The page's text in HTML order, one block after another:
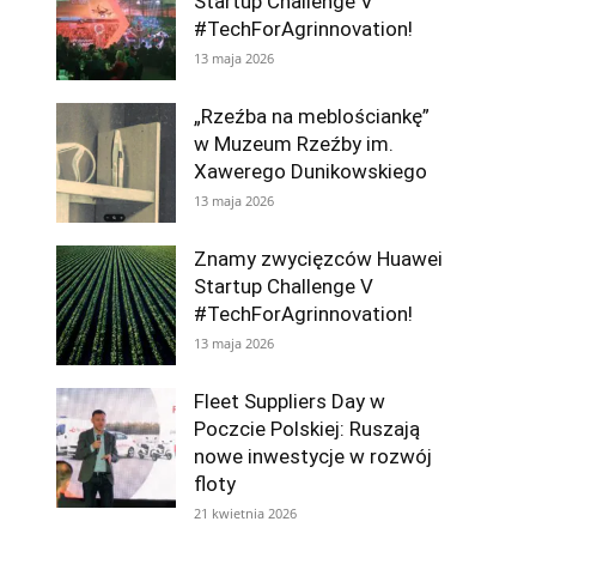
#TechForAgrinnovation!
13 maja 2026
„Rzeźba na meblościankę”
w Muzeum Rzeźby im.
Xawerego Dunikowskiego
13 maja 2026
Znamy zwycięzców Huawei
Startup Challenge V
#TechForAgrinnovation!
13 maja 2026
Fleet Suppliers Day w
Poczcie Polskiej: Ruszają
nowe inwestycje w rozwój
floty
21 kwietnia 2026